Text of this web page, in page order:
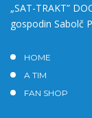
„SAT-TRAKT”
gospodin Sabolč
HOME
A TIM
FAN SHOP